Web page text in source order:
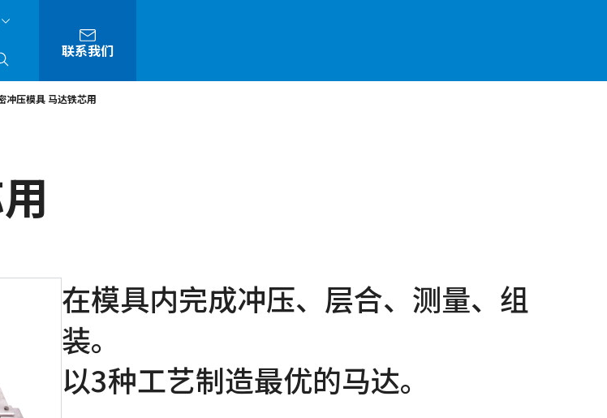
联系我们
冲压模具 马达铁芯用
在模具内完成冲压、层合、测量、组
装。
以3种工艺制造最优的马达。